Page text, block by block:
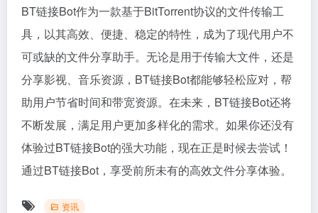
BT链接Bot作为一款基于BitTorrent协议的文件传输工
具，以其高效、便捷、稳定的特性，成为了现代用户不
可或缺的文件分享助手。无论是用于传输大文件，还是
分享影视、音乐资源，BT链接Bot都能够轻松应对，帮
助用户节省时间和带宽资源。在未来，BT链接Bot还将
不断发展，满足用户更加多样化的需求。如果你还没有
体验过BT链接Bot的强大功能，现在正是时候去尝试！
通过BT链接Bot，享受前所未有的高效文件分享体验。
资讯